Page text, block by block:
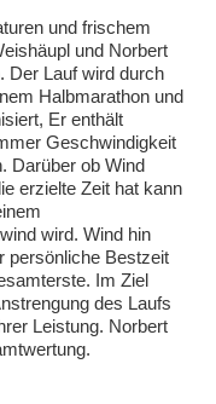
und frischem
und Norbert
Der Lauf wird durch
Halbmarathon und
Er enthält
Geschwindigkeit
Darüber ob Wind
erzielte Zeit hat kann
wird. Wind hin
persönliche Bestzeit
Im Ziel
des Laufs
Leistung. Norbert